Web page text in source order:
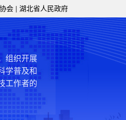
会 | 湖北省人民政府
服务、为
务、为党
、枢纽
基层，团
组织开展
学普及和
工作者的
2016.5.30